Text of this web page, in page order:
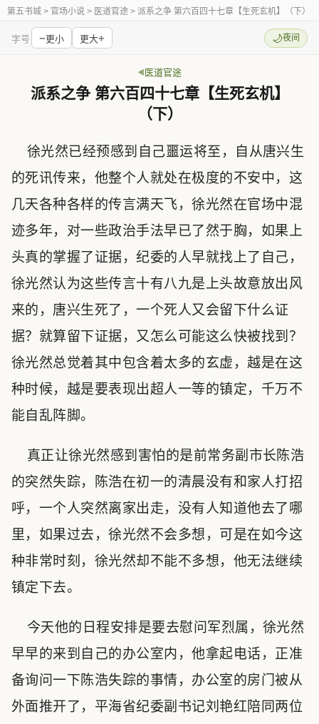
第五书城 > 官场小说 > 医道官途 > 派系之争 第六百四十七章【生死玄机】（下）
字号 −更小 更大+ 🌙夜间
医道官途
派系之争 第六百四十七章【生死玄机】
（下）
徐光然已经预感到自己噩运将至，自从唐兴生
的死讯传来，他整个人就处在极度的不安中，这
几天各种各样的传言满天飞，徐光然在官场中混
迹多年，对一些政治手法早已了然于胸，如果上
头真的掌握了证据，纪委的人早就找上了自己，
徐光然认为这些传言十有八九是上头故意放出风
来的，唐兴生死了，一个死人又会留下什么证
据？就算留下证据，又怎么可能这么快被找到？
徐光然总觉着其中包含着太多的玄虚，越是在这
种时候，越是要表现出超人一等的镇定，千万不
能自乱阵脚。
真正让徐光然感到害怕的是前常务副市长陈浩
的突然失踪，陈浩在初一的清晨没有和家人打招
呼，一个人突然离家出走，没有人知道他去了哪
里，如果过去，徐光然不会多想，可是在如今这
种非常时刻，徐光然却不能不多想，他无法继续
镇定下去。
今天他的日程安排是要去慰问军烈属，徐光然
早早的来到自己的办公室内，他拿起电话，正准
备询问一下陈浩失踪的事情，办公室的房门被从
外面推开了，平海省纪委副书记刘艳红陪同两位